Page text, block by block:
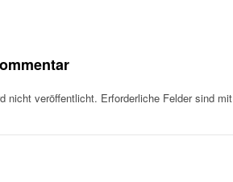
nicht veröffentlicht. Erforderliche Felder sind mit